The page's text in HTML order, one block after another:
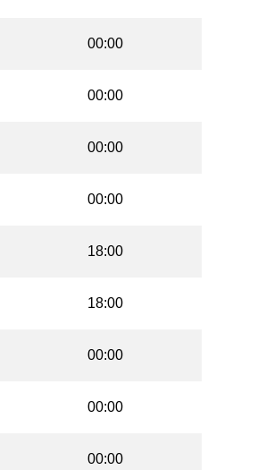
00:00
00:00
00:00
00:00
18:00
18:00
00:00
00:00
00:00